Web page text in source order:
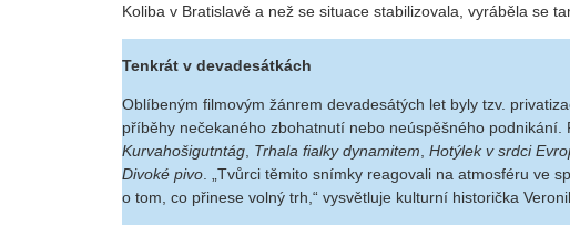
Koliba v Bratislavě a než se situace stabilizovala, vyráběla se
Tenkrát v devadesátkách
Oblíbeným filmovým žánrem devadesátých let byly tzv.
příběhy nečekaného zbohatnutí nebo neúspěšného podnikání.
Kurvahošigutntág, Trhala fialky dynamitem, Hotýlek v srdci
Divoké pivo. „Tvůrci těmito snímky reagovali na atmosféru ve
o tom, co přinese volný trh,“ vysvětluje kulturní historička